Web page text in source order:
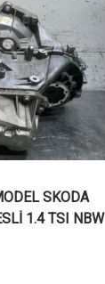
SKODA
1.4 TSI NBW